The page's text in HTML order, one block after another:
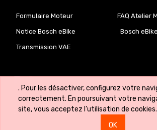
. Pour les désactiver, configurez votre
correctement. En poursuivant votre
site, vous acceptez l’utilisation de cookies.
OK
Formulaire Moteur FAQ Atelier
Notice Bosch eBike Bosch eBike
Transmission VAE
Copyright © VeloLab.lu 🇱🇺